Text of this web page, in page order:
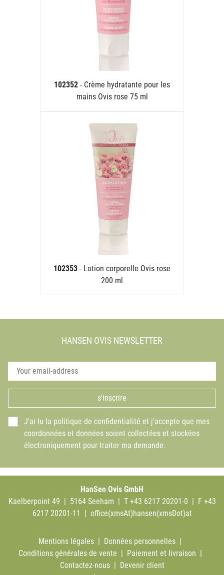
102352 - Crème hydratante pour les
mains Ovis rose 75 ml
102353 - Lotion corporelle Ovis rose
200 ml
HANSEN OVIS NEWSLETTER
s'inscrire
J'ai lu la politique de confidentialité et j'accepte que mes
coordonnées et données soient collectées et stockées
électroniquement pour traiter ma demande.
HanSen Ovis GmbH
Kaelberpoint 49 | 5164 Seeham | T +43 6217 20201-0 | F +43
6217 20201-11 | office(xmsAt)hansen(xmsDot)at
Mentions légales | Données personnelles |
Conditions générales de vente | Paiement et livraison |
Contactez-nous | Devenir client